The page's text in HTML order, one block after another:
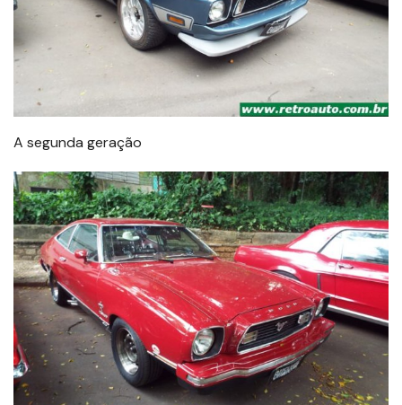
A segunda geração